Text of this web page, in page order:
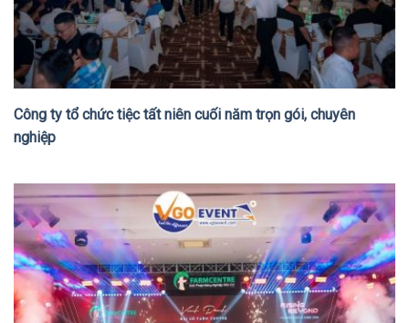
Công ty tổ chức tiệc tất niên cuối năm trọn gói, chuyên
nghiệp